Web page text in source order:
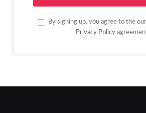
By signing up, you agree to the
Privacy Policy